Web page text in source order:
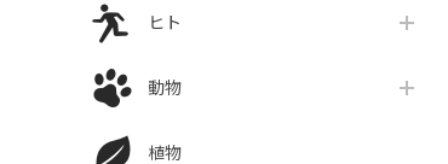
ヒト
動物
植物